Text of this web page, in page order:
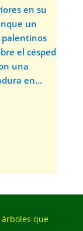
en su
un
palentinos
el césped
una
en...
que